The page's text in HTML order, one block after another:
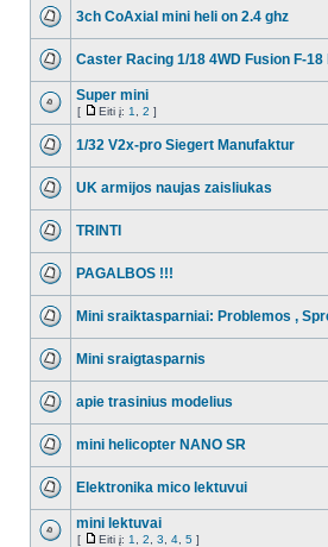
3ch CoAxial mini heli on 2.4 ghz
Caster Racing 1/18 4WD Fusion F-18
Super mini
[ Eiti į: 1 2 ]
1/32 V2x-pro Siegert Manufaktur
UK armijos naujas zaisliukas
TRINTI
PAGALBOS !!!
Mini sraiktasparniai: Problemos ,
Mini sraigtasparnis
apie trasinius modelius
mini helicopter NANO SR
Elektronika mico lektuvui
mini lektuvai
[ Eiti į: 1 2 3 4 5 ]